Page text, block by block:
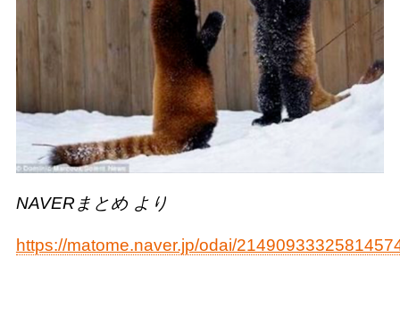
NAVERまとめ より
https://matome.naver.jp/odai/